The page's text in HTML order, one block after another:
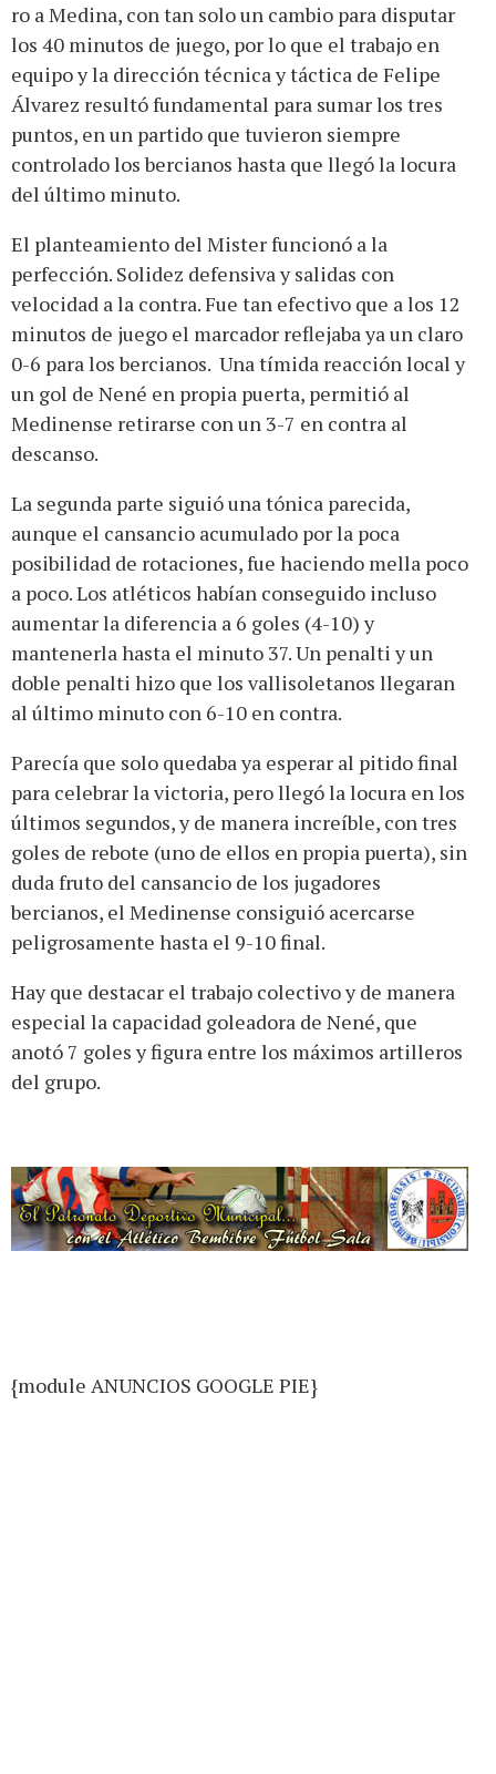
ro a Medina, con tan solo un cambio para disputar
los 40 minutos de juego, por lo que el trabajo en
equipo y la dirección técnica y táctica de Felipe
Álvarez resultó fundamental para sumar los tres
puntos, en un partido que tuvieron siempre
controlado los bercianos hasta que llegó la locura
del último minuto.
El planteamiento del Mister funcionó a la
perfección. Solidez defensiva y salidas con
velocidad a la contra. Fue tan efectivo que a los 12
minutos de juego el marcador reflejaba ya un claro
0-6 para los bercianos. Una tímida reacción local y
un gol de Nené en propia puerta, permitió al
Medinense retirarse con un 3-7 en contra al
descanso.
La segunda parte siguió una tónica parecida,
aunque el cansancio acumulado por la poca
posibilidad de rotaciones, fue haciendo mella poco
a poco. Los atléticos habían conseguido incluso
aumentar la diferencia a 6 goles (4-10) y
mantenerla hasta el minuto 37. Un penalti y un
doble penalti hizo que los vallisoletanos llegaran
al último minuto con 6-10 en contra.
Parecía que solo quedaba ya esperar al pitido final
para celebrar la victoria, pero llegó la locura en los
últimos segundos, y de manera increíble, con tres
goles de rebote (uno de ellos en propia puerta), sin
duda fruto del cansancio de los jugadores
bercianos, el Medinense consiguió acercarse
peligrosamente hasta el 9-10 final.
Hay que destacar el trabajo colectivo y de manera
especial la capacidad goleadora de Nené, que
anotó 7 goles y figura entre los máximos artilleros
del grupo.
{module ANUNCIOS GOOGLE PIE}